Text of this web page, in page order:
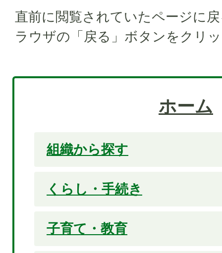
直前に閲覧されていたページに
ラウザの「戻る」ボタンをクリ
ホーム
組織から探す
くらし・手続き
子育て・教育